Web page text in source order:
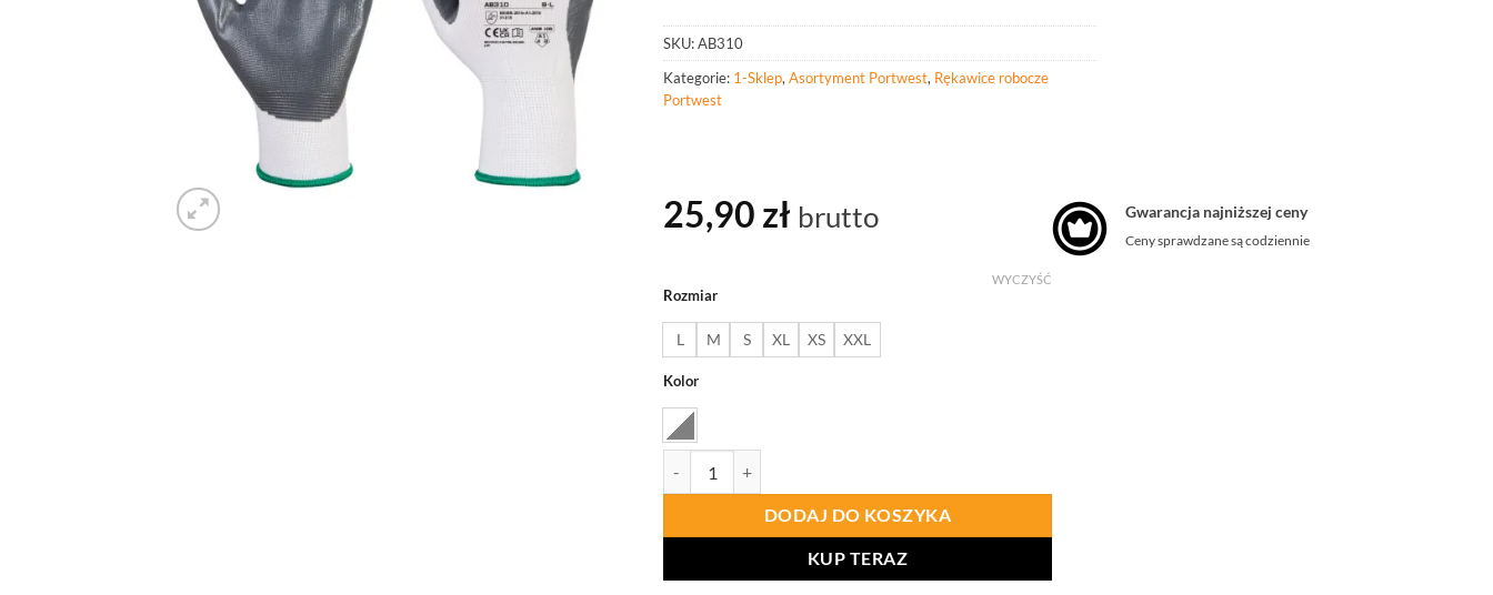
SKU:AB310
Kategorie: 1-Sklep, Asortyment Portwest, Rękawice robocze
Portwest
25,90 zł brutto
Rozmiar
L M S XL XS XXL
Kolor
WYCZYŚĆ
DODAJ DO KOSZYKA
KUP TERAZ
Gwarancja najniższej ceny
Ceny sprawdzane są codziennie